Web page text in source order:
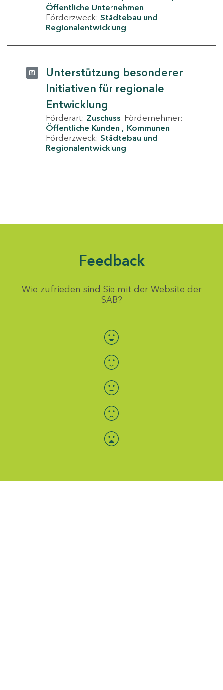
Öffentliche Unternehmen
Förderzweck: Städtebau und
Regionalentwicklung
Unterstützung besonderer
Initiativen für regionale
Entwicklung
Förderart: Zuschuss Fördernehmer:
Öffentliche Kunden
Kommunen
Förderzweck: Städtebau und
Regionalentwicklung
Feedback
Wie zufrieden sind Sie mit der Website der
SAB?
Bewertung auswählen